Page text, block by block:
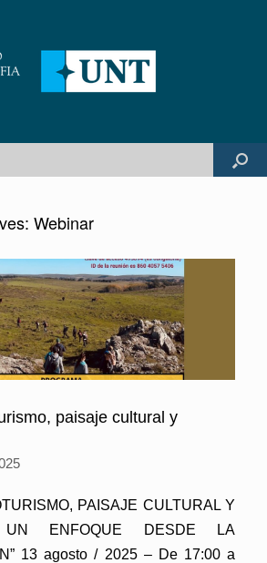
Webinar
paisaje cultural y
PAISAJE CULTURAL Y
UN ENFOQUE DESDE LA
13 agosto / 2025 – De 17:00 a